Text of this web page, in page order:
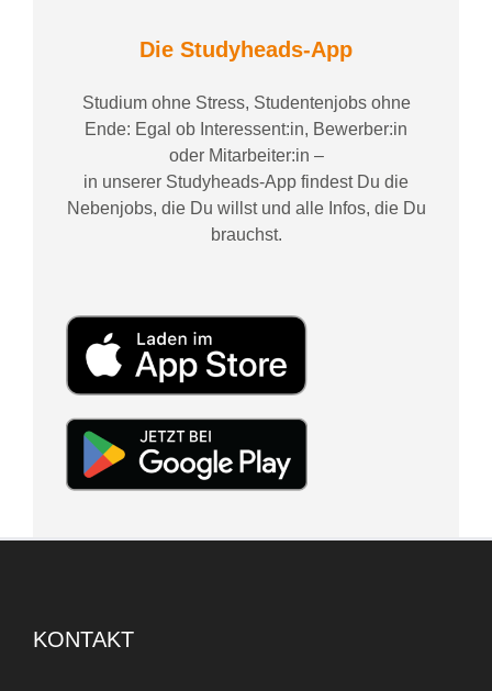
Die Studyheads-App
Studium ohne Stress, Studentenjobs ohne
Ende: Egal ob Interessent:in, Bewerber:in
oder Mitarbeiter:in –
in unserer Studyheads-App findest Du die
Nebenjobs, die Du willst und alle Infos, die Du
brauchst.
KONTAKT